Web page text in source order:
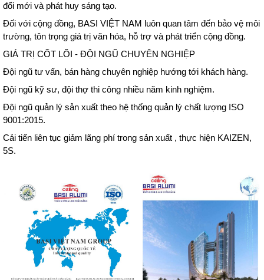
đổi mới và phát huy sáng tạo.
Đối với cộng đồng, BASI VIỆT NAM luôn quan tâm đến bảo vệ môi
trường, tôn trọng giá trị văn hóa, hỗ trợ và phát triển cộng đồng.
GIÁ TRỊ CỐT LÕI - ĐỘI NGŨ CHUYÊN NGHIỆP
Đội ngũ tư vấn, bán hàng chuyên nghiệp hướng tới khách hàng.
Đội ngũ kỹ sư, đội thợ thi công nhiều năm kinh nghiệm.
Đội ngũ quản lý sản xuất theo hệ thống quản lý chất lượng ISO
9001:2015.
Cải tiến liên tục giảm lãng phí trong sản xuất , thực hiện KAIZEN,
5S.